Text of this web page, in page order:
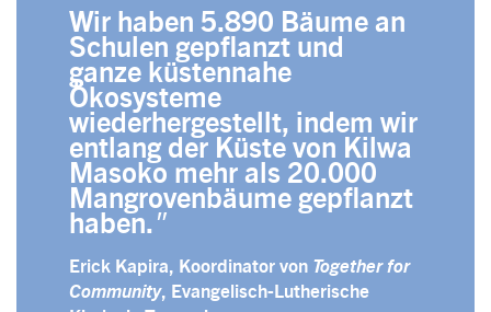
Wir haben 5.890 Bäume an
Schulen gepflanzt und
ganze küstennahe
Ökosysteme
wiederhergestellt, indem wir
entlang der Küste von Kilwa
Masoko mehr als 20.000
Mangrovenbäume gepflanzt
haben.
Erick Kapira, Koordinator von Together for
Community, Evangelisch-Lutherische